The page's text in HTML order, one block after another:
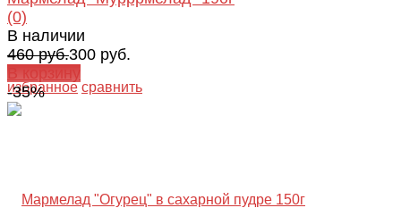
избранное сравнить
(0)
В наличии
460 руб.300 руб.
В корзину
-35%